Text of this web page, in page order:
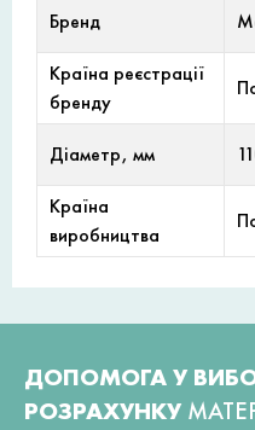
Бренд
Країна реєстрації
бренду
Діаметр, мм
Країна
виробництва
ДОПОМОГА У
РОЗРАХУНКУ